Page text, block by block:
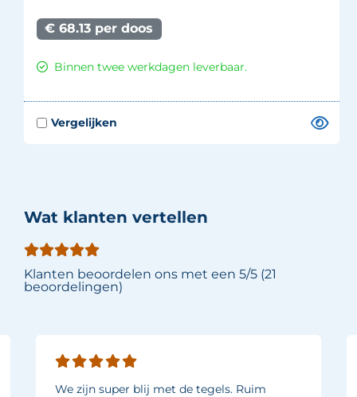
€ 68.13 per doos
Binnen twee werkdagen leverbaar.
Wat klanten vertellen
Klanten beoordelen ons met een 5/5 (21
beoordelingen)
We zijn super blij met de tegels. Ruim